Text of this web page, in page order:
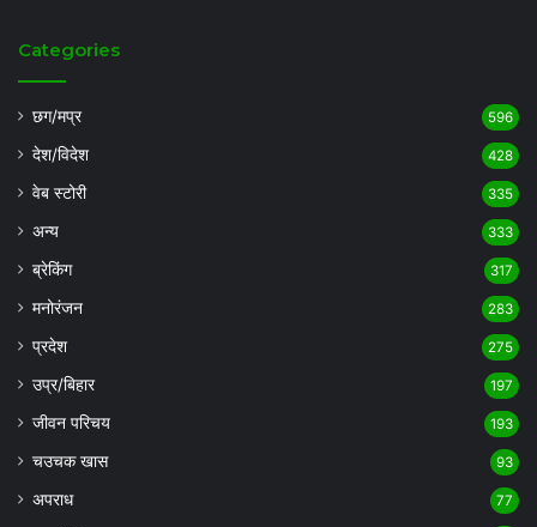
Categories
छग/मप्र 596
देश/विदेश 428
वेब स्टोरी 335
अन्य 333
ब्रेकिंग 317
मनोरंजन 283
प्रदेश 275
उप्र/बिहार 197
जीवन परिचय 193
चउचक खास 93
अपराध 77